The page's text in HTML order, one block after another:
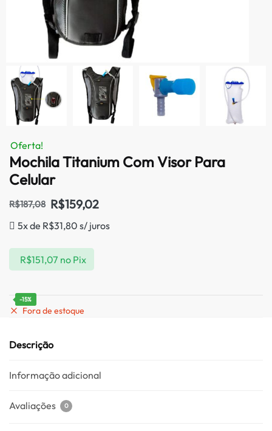
Oferta!
Mochila Titanium Com Visor Para
Celular
R$187,08 R$159,02
5x de R$31,80 s/ juros
R$151,07 no Pix
-15%
Fora de estoque
Descrição
Informação adicional
Avaliações 0